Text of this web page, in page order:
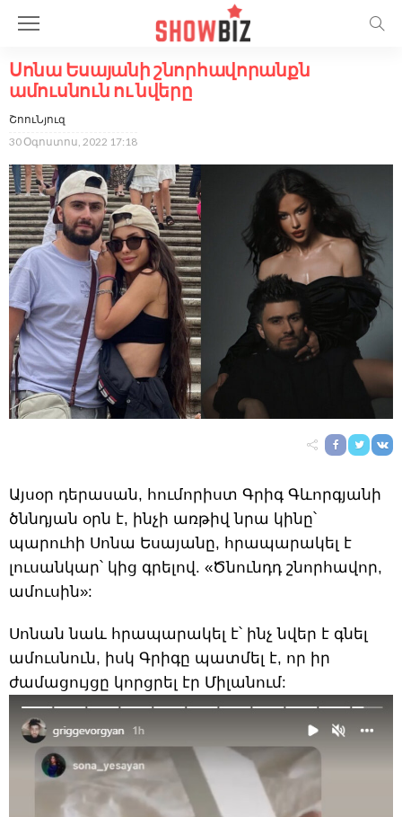
Սոնա Եսայանի շնորհավորանքն
ամուսնուն ու նվերը
ՇոուՆյուզ
30 Օգոստոս, 2022 17:18
Այսօր դերասան, հումորիստ Գրիգ Գևորգյանի
ծննդյան օրն է, ինչի առթիվ նրա կինը՝
պարուհի Սոնա Եսայանը, հրապարակել է
լուսանկար՝ կից գրելով. «Ծնունդդ շնորհավոր,
ամուսին»:
Սոնան նաև հրապարակել է՝ ինչ նվեր է գնել
ամուսնուն, իսկ Գրիգը պատմել է, որ իր
ժամացույցը կորցրել էր Միլանում: